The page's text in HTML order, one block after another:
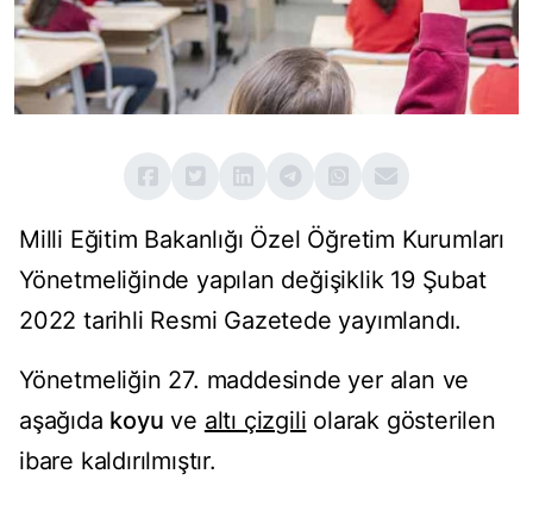
Milli Eğitim Bakanlığı Özel Öğretim Kurumları
Yönetmeliğinde yapılan değişiklik 19 Şubat
2022 tarihli Resmi Gazetedeyayımlandı.
Yönetmeliğin 27. maddesinde yer alan ve
aşağıda koyu ve altı çizgili olarak gösterilen
ibare kaldırılmıştır.